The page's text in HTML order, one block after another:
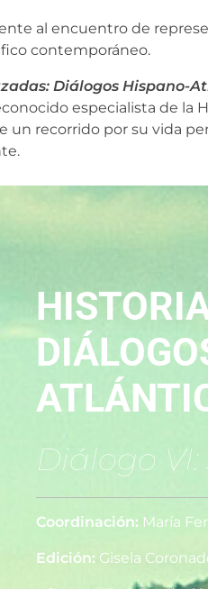
al encuentro de
contemporáneo.
Diálogos Hispano-
especialista de la
un recorrido por su vida
Diálogo
Coordinación: María
Edición: Gisela